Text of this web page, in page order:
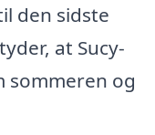
den sidste
at Sucy-
sommeren og